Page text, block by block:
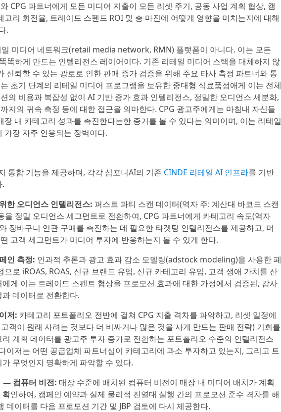
CPG 파트너에게 모든 미디어 지출이 모든 리셋 주기, 공동 사업 계획 협상, 캠
고리 회전율, 트레이드 스펜드 ROI 및 총 마진에 어떻게 영향을 미치는지에 대해
.
일 미디어 네트워크(retail media network, RMN) 플랫폼이 아니다. 이는 모든
똑하게 만드는 인텔리전스 레이어이다. 기존 리테일 미디어 스택을 대체하지 않
신뢰할 수 있는 광로로 인한 판매 증가 검증을 위해 주요 타사 측정 파트너와 통
초기 단계의 리테일 미디어 프로그램을 보유한 중대형 식료품점애게 이는 전체
의 비용과 복잡성 없이 AI 기반 증가 효과 인텔리전스, 정밀한 오디언스 세분화,
지의 귀속 측정 등에 대한 접근을 의마한다. CPG 광고주에게는 마침내 자신들
장 내 카테고리 성과를 촉진한다는한 증거를 볼 수 있다는 의미이며, 이는 리테일
가장 자주 인용되는 장벽이다.
통합 기능을 제공하며, 각각 심포니AI의 기존 CINDE 리테일 AI 인프라를 기반
.
한 오디언스 인텔리전스: 퍼스트 파티 스캔 데이터(역자 주: 계산대 바코드 스캔
을 정밀 오디언스 세그먼트로 전환하여, CPG 파트너에게 카테고리 속도(역자
장바구니 연관 구매를 촉진하는 데 필요한 타겟팅 인텔리전스를 제공하고, 머
고객 세그먼트가 미디어 투자에 반응하는지 볼 수 있게 한다.
인 측정: 인과적 추론과 광고 효과 감소 모델링(adstock modeling)을 사용한 폐
으로 iROAS, ROAS, 신규 브랜드 유입, 신규 카테고리 유입, 고객 생애 가치를 산
게 이는 트레이드 스펜트 협상을 프로모션 효과에 대한 가정에서 검증된, 감사
데이터로 전환한다.
저: 카테고리 포트폴리오 전반에 걸쳐 CPG 지출 격차를 파악하고, 리셋 일정에
객이 원래 사려는 것보다 더 비싸거나 많은 것을 사게 만드는 판매 전략) 기회를
계획 데이터를 광고주 투자 증가로 전환하는 포트폴리오 수준의 인텔리전스
이저는 어떤 공급업체 파트너십이 카테고리에 과소 투자하고 있는지, 그리고 트
무엇인지 명확하게 파악할 수 있다.
— 컴퓨터 비전: 매장 수준에 배치된 컴퓨터 비전이 매장 내 미디어 배치가 계획
인하여, 캠페인 예약과 실제 물리적 진열대 실행 간의 프로모션 준수 격차를 해
데이터를 다음 프로모션 기간 및 JBP 검토에 다시 제공한다.